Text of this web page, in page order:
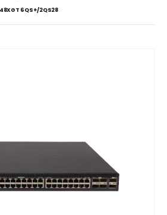
48XGT 6QS+/2QS28